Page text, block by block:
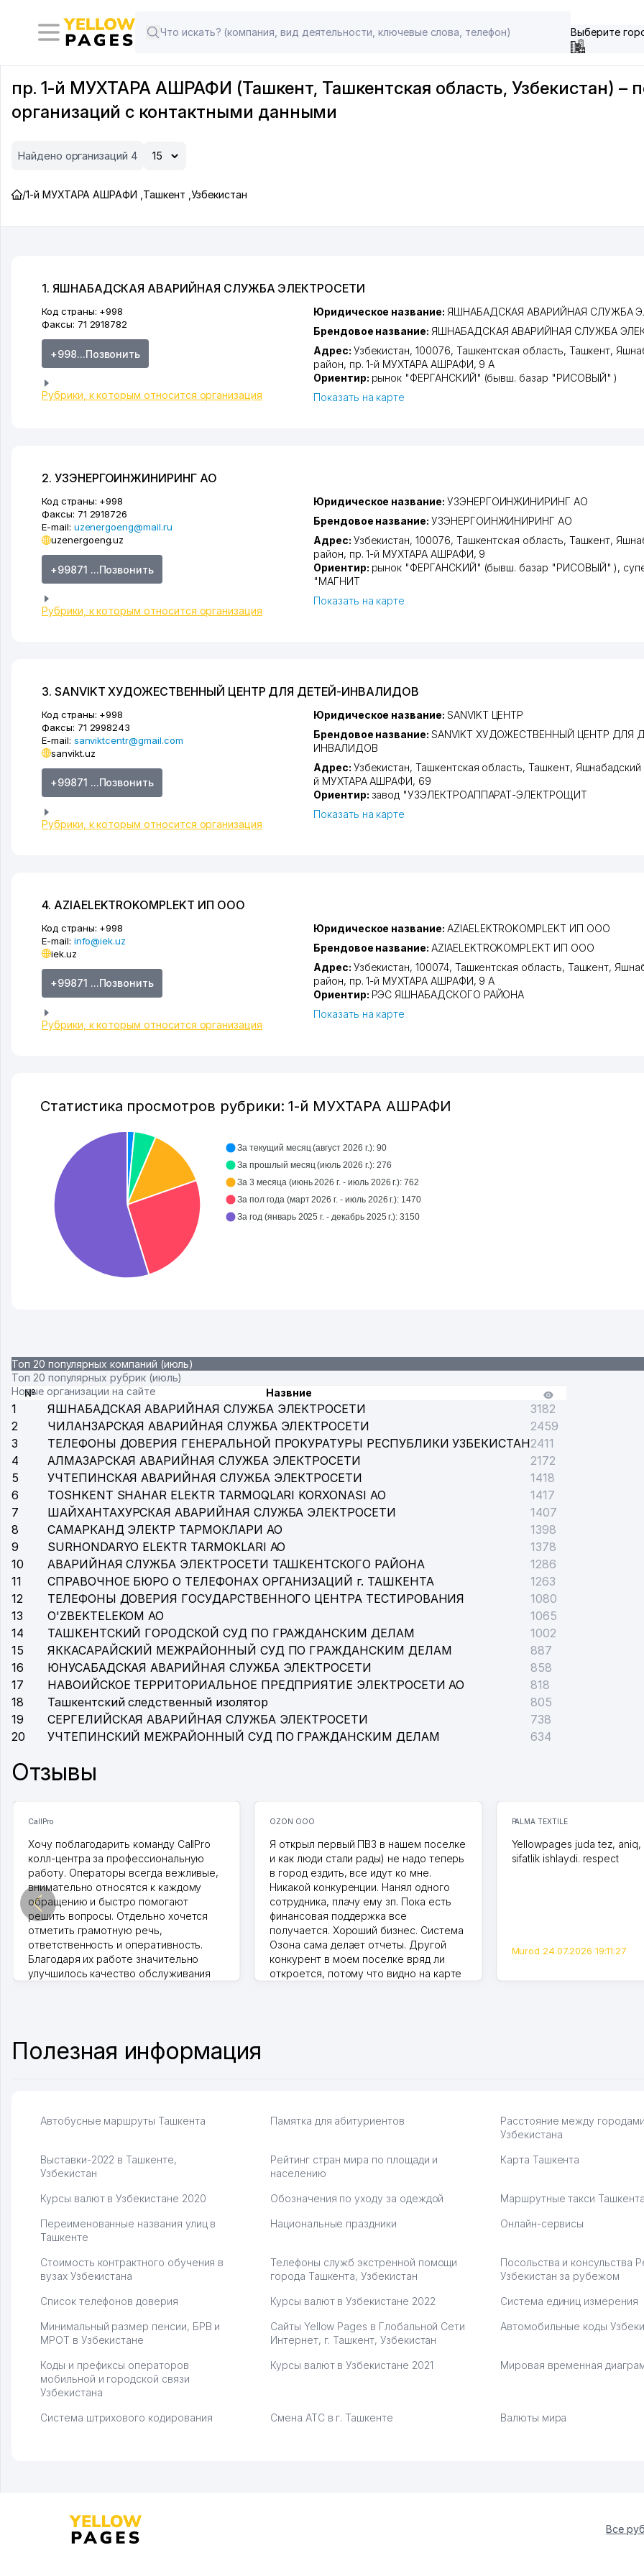
Выберите
пр. 1-й МУХТАРА АШРАФИ (Ташкент, Ташкентская область, Узбекистан) –
организаций с контактными данными
Найдено организаций 4
/1-й МУХТАРА АШРАФИ Ташкент Узбекистан
1. ЯШНАБАДСКАЯ АВАРИЙНАЯ СЛУЖБА ЭЛЕКТРОСЕТИ
Код страны: +998
Факсы: 71 2918782
+998...Позвонить
Рубрики, к которым относится организация
Юридическое название: ЯШНАБАДСКАЯ АВАРИЙНАЯ СЛУЖБА
Брендовое название: ЯШНАБАДСКАЯ АВАРИЙНАЯ СЛУЖБА
Адрес: Узбекистан, 100076, Ташкентская область, Ташкент,
район, пр. 1-й МУХТАРА АШРАФИ, 9 А
Ориентир: рынок "ФЕРГАНСКИЙ" (бывш. базар "РИСОВЫЙ" )
Показать на карте
2. УЗЭНЕРГОИНЖИНИРИНГ АО
Код страны: +998
Факсы: 71 2918726
E-mail: uzenergoeng@mail.ru
uzenergoeng.uz
+99871 ...Позвонить
Рубрики, к которым относится организация
Юридическое название: УЗЭНЕРГОИНЖИНИРИНГ АО
Брендовое название: УЗЭНЕРГОИНЖИНИРИНГ АО
Адрес: Узбекистан, 100076, Ташкентская область, Ташкент,
район, пр. 1-й МУХТАРА АШРАФИ, 9
Ориентир: рынок "ФЕРГАНСКИЙ" (бывш. базар "РИСОВЫЙ" ),
"МАГНИТ
Показать на карте
3. SANVIKT ХУДОЖЕСТВЕННЫЙ ЦЕНТР ДЛЯ ДЕТЕЙ-ИНВАЛИДОВ
Код страны: +998
Факсы: 71 2998243
E-mail: sanviktcentr@gmail.com
sanvikt.uz
+99871 ...Позвонить
Рубрики, к которым относится организация
Юридическое название: SANVIKT ЦЕНТР
Брендовое название: SANVIKT ХУДОЖЕСТВЕННЫЙ ЦЕНТР ДЛЯ
ИНВАЛИДОВ
Адрес: Узбекистан,Ташкентская область,Ташкент, Яшнабадский
й МУХТАРА АШРАФИ, 69
Ориентир: завод "УЗЭЛЕКТРОАППАРАТ-ЭЛЕКТРОЩИТ
Показать на карте
4. AZIAELEKTROKOMPLEKT ИП ООО
Код страны: +998
E-mail: info@iek.uz
iek.uz
+99871 ...Позвонить
Рубрики, к которым относится организация
Юридическое название: AZIAELEKTROKOMPLEKT ИП ООО
Брендовое название: AZIAELEKTROKOMPLEKT ИП ООО
Адрес: Узбекистан, 100074, Ташкентская область, Ташкент,
район, пр. 1-й МУХТАРА АШРАФИ, 9 А
Ориентир: РЭС ЯШНАБАДСКОГО РАЙОНА
Показать на карте
Статистика просмотров рубрики: 1-й МУХТАРА АШРАФИ
За текущий месяц (август 2026 г.): 90
За прошлый месяц (июль 2026 г.): 276
За 3 месяца (июнь 2026 г. - июль 2026 г.): 762
За пол года (март 2026 г. - июль 2026 г.): 1470
За год (январь 2025 г. - декабрь 2025 г.): 3150
Топ 20 популярных компаний (июль)
Топ 20 популярных рубрик (июль)
Новые организации на сайте
№ Назвние
1 ЯШНАБАДСКАЯ АВАРИЙНАЯ СЛУЖБА ЭЛЕКТРОСЕТИ
3182
2
ЧИЛАНЗАРСКАЯ АВАРИЙНАЯ СЛУЖБА ЭЛЕКТРОСЕТИ
2459
3
ТЕЛЕФОНЫ ДОВЕРИЯ ГЕНЕРАЛЬНОЙ ПРОКУРАТУРЫ РЕСПУБЛИКИ УЗБЕКИСТАН2411
4
АЛМАЗАРСКАЯ АВАРИЙНАЯ СЛУЖБА ЭЛЕКТРОСЕТИ
2172
5
УЧТЕПИНСКАЯ АВАРИЙНАЯ СЛУЖБА ЭЛЕКТРОСЕТИ
1418
6
TOSHKENT SHAHAR ELEKTR TARMOQLARI KORXONASI АО
1417
7
ШАЙХАНТАХУРСКАЯ АВАРИЙНАЯ СЛУЖБА ЭЛЕКТРОСЕТИ
1407
8
САМАРКАНД ЭЛЕКТР ТАРМОКЛАРИ АО
1398
9
SURHONDARYO ELEKTR TARMOKLARI АО
1378
10
АВАРИЙНАЯ СЛУЖБА ЭЛЕКТРОСЕТИ ТАШКЕНТСКОГО РАЙОНА
1286
11
СПРАВОЧНОЕ БЮРО О ТЕЛЕФОНАХ ОРГАНИЗАЦИЙ г. ТАШКЕНТА
1263
12
ТЕЛЕФОНЫ ДОВЕРИЯ ГОСУДАРСТВЕННОГО ЦЕНТРА ТЕСТИРОВАНИЯ
1080
13
O'ZBEKTELEKOM АО
1065
14
ТАШКЕНТСКИЙ ГОРОДСКОЙ СУД ПО ГРАЖДАНСКИМ ДЕЛАМ
1002
15
ЯККАСАРАЙСКИЙ МЕЖРАЙОННЫЙ СУД ПО ГРАЖДАНСКИМ ДЕЛАМ
887
16
ЮНУСАБАДСКАЯ АВАРИЙНАЯ СЛУЖБА ЭЛЕКТРОСЕТИ
858
17
НАВОИЙСКОЕ ТЕРРИТОРИАЛЬНОЕ ПРЕДПРИЯТИЕ ЭЛЕКТРОСЕТИ АО
818
18
Ташкентский следственный изолятор
805
19
СЕРГЕЛИЙСКАЯ АВАРИЙНАЯ СЛУЖБА ЭЛЕКТРОСЕТИ
738
20
УЧТЕПИНСКИЙ МЕЖРАЙОННЫЙ СУД ПО ГРАЖДАНСКИМ ДЕЛАМ 634
Отзывы
CallPro
Хочу поблагодарить команду CallPro
колл-центра за профессиональную
работу. Операторы всегда вежливые,
внимательно относятся к каждому
обращению и быстро помогают
решить вопросы. Отдельно хочется
отметить грамотную речь,
ответственность и оперативность.
Благодаря их работе значительно
улучшилось качество обслуживания
OZON ООО
Я открыл первый ПВЗ в нашем поселке
и как люди стали рады) не надо теперь
в город ездить, все идут ко мне.
Никакой конкуренции. Нанял одного
сотрудника, плачу ему зп. Пока есть
финансовая поддержка все
получается. Хороший бизнес. Система
Озона сама делает отчеты. Другой
конкурент в моем поселке вряд ли
откроется, потому что видно на карте
PALMA TEXTILE
Yellowpages juda tez, aniq,
sifatlik ishlaydi. respect
Murod 24.07.2026 19:11:27
Полезная информация
Автобусные маршруты Ташкента Памятка для абитуриентов
Расстояние между городами
Узбекистана
Выставки-2022 в Ташкенте,
Узбекистан
Рейтинг стран мира по площади и
населению
Карта Ташкента
Курсы валют в Узбекистане 2020 Обозначения по уходу за одеждой Маршрутные такси Ташкента
Переименованные названия улиц в
Ташкенте
Национальные праздники Онлайн-сервисы
Стоимость контрактного обучения в
вузах Узбекистана
Телефоны служб экстренной помощи
города Ташкента, Узбекистан
Посольства и консульства
Узбекистан за рубежом
Список телефонов доверия Курсы валют в Узбекистане 2022 Система единиц измерения
Минимальный размер пенсии, БРВ и
МРОТ в Узбекистане
Сайты Yellow Pages в Глобальной Сети
Интернет, г. Ташкент, Узбекистан
Автомобильные коды
Коды и префиксы операторов
мобильной и городской связи
Узбекистана
Курсы валют в Узбекистане 2021 Мировая временная
Система штрихового кодирования Смена АТС в г. Ташкенте Валюты мира
Все